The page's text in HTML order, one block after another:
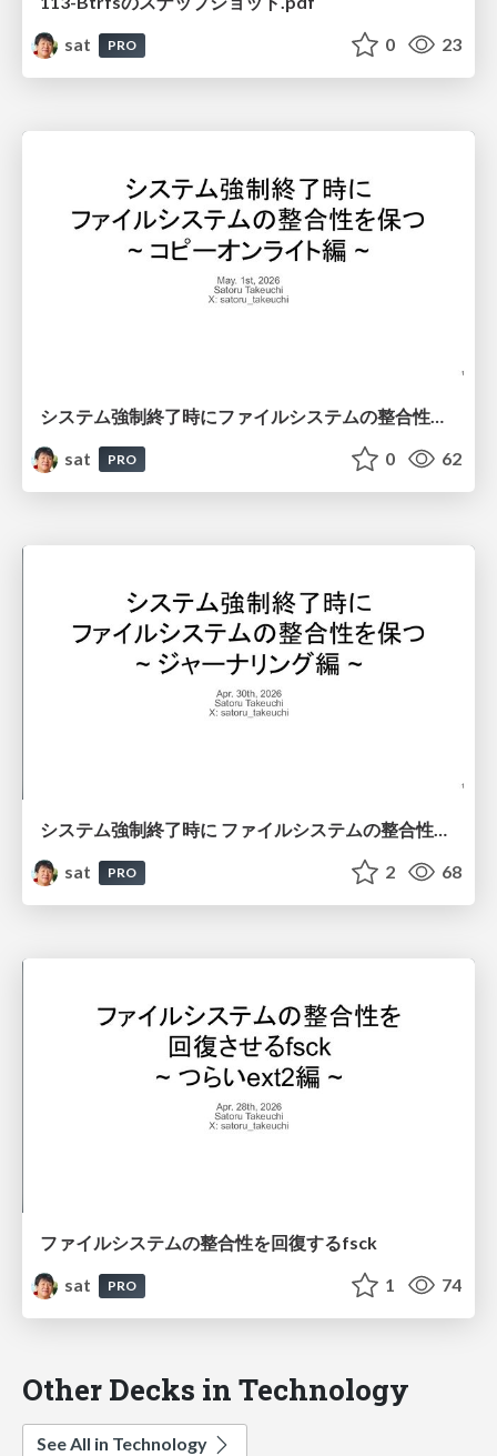
sat
PRO 0 23
sat
PRO 0 62
システム強制終了時に ファイルシステムの整合性を保つ ~ ジャーナリング編 ~
sat
PRO 2 68
ファイルシステムの整合性を回復するfsck
sat
PRO 1 74
Other Decks in Technology
See All in Technology